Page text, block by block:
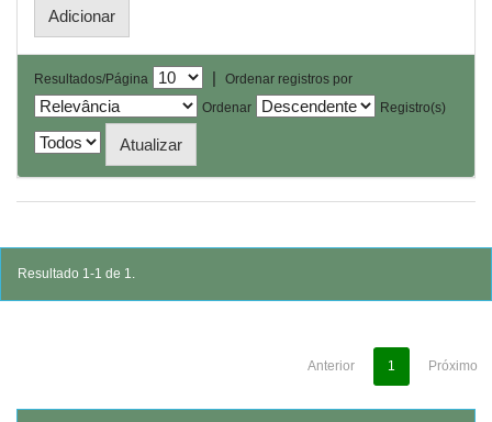
Resultados/Página |
Ordenar registros por
Ordenar
Registro(s)
Resultado 1-1 de 1.
Anterior 1 Próximo